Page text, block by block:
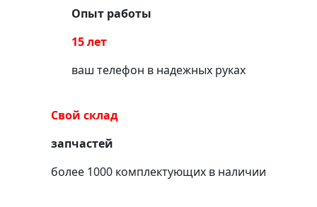
Опыт работы
15 лет
ваш телефон в надежных руках
Свой склад
запчастей
более 1000 комплектующих в наличии